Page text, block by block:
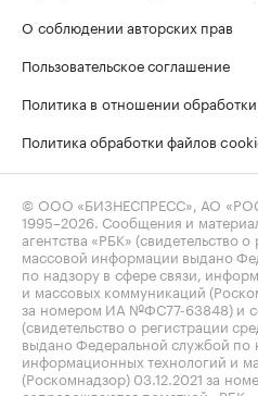
О соблюдении авторских прав
Пользовательское соглашение
Политика в отношении
Политика обработки файлов
© ООО «БИЗНЕСПРЕСС», АО
1995–2026 . Сообщения и
агентства «РБК» (свидетельство
массовой информации выдано
по надзору в сфере связи,
и массовых коммуникаций
за номером ИА №ФС77-63848) и
(свидетельство о регистрации
выдано Федеральной службой по
информационных технологий и
(Роскомнадзор) 03.12.2021 за